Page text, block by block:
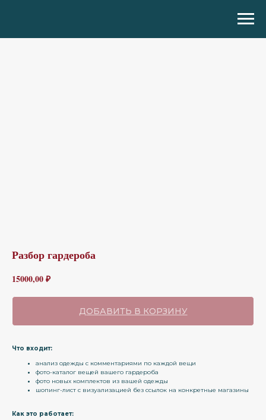
Разбор гардероба
15000,00₽
ДОБАВИТЬ В КОРЗИНУ
Что входит:
анализ одежды с комментариями по каждой вещи
фото-каталог вещей вашего гардероба
фото новых комплектов из вашей одежды
шопинг-лист с визуализацией без ссылок на конкретные магазины
Как это работает: